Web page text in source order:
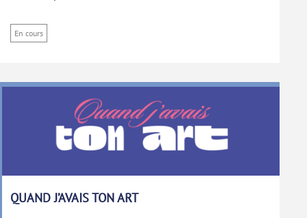
En cours
QUAND J’AVAIS TON ART